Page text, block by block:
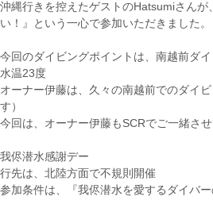
沖縄行きを控えたゲストのHatsumiさんが
い！』という一心で参加いただきました。
今回のダイビングポイントは、南越前ダ
水温23度
オーナー伊藤は、久々の南越前でのダイ
す）
今回は、オーナー伊藤もSCRでご一緒させ
我侭潜水感謝デー
行先は、北陸方面で不規則開催
参加条件は、『我侭潜水を愛するダイバー